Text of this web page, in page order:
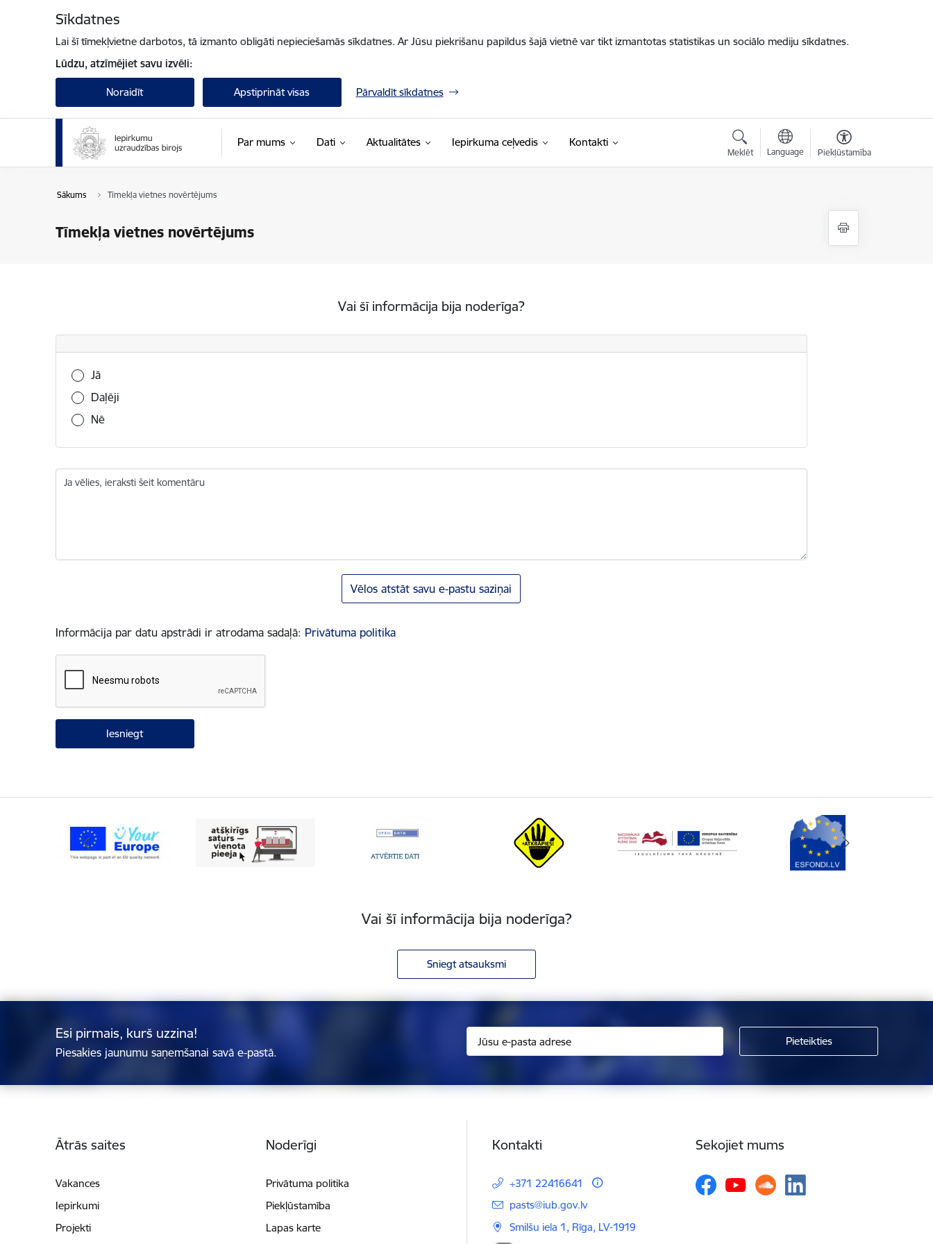
Sīkdatnes
Lai šī tīmekļvietne darbotos, tā izmanto obligāti nepieciešamās sīkdatnes. Ar Jūsu piekrišanu papildus šajā vietnē var tikt izmantotas statistikas un sociālo mediju sīkdatnes.
Lūdzu, atzīmējiet savu izvēli:
Noraidīt Apstiprināt visas Pārvaldīt sīkdatnes
Par mums Dati Aktualitātes Iepirkuma ceļvedis Kontakti
Meklēt Language Piekļūstamība
Sākums Tīmekļa vietnes novērtējums
Tīmekļa vietnes novērtējums
Vai šī informācija bija noderīga?
Vai šī informācija bija noderīga?
Jā
Daļēji
Nē
Ja vēlies, ieraksti šeit komentāru
Vēlos atstāt savu e-pastu saziņai
Informācija par datu apstrādi ir atrodama sadaļā: Privātuma politika
Vai šī informācija bija noderīga?
Sniegt atsauksmi
Esi pirmais, kurš uzzina!
Piesakies jaunumu saņemšanai savā e-pastā.
Ātrās saites
Vakances
Iepirkumi
Projekti
Noderīgi
Privātuma politika
Piekļūstamība
Lapas karte
Kontakti
+371 22416641
E-pasts:
pasts@iub.gov.lv
Smilšu iela 1, Rīga, LV-1919
Sekojiet mums